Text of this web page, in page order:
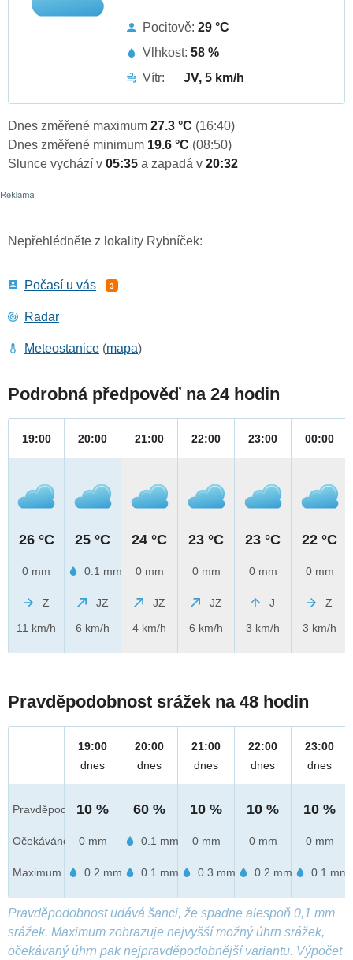
Pocitově: 29 °C
Vlhkost: 58 %
Vítr:
JV, 5 km/h
Dnes změřené maximum 27.3 °C (16:40)
Dnes změřené minimum 19.6 °C (08:50)
Slunce vychází v 05:35 a zapadá v 20:32
Nepřehlédněte z lokality Rybníček:
Počasí u vás 3
Radar
Meteostanice (mapa)
Podrobná předpověď na 24 hodin
19:00
26 °C
0 mm
Z
11 km/h
20:00
25 °C
0.1 mm
JZ
6 km/h
21:00
24 °C
0 mm
JZ
4 km/h
22:00
23 °C
0 mm
JZ
6 km/h
23:00
23 °C
0 mm
J
3 km/h
00:00
22 °C
0 mm
Z
3 km/h
Pravděpodobnost srážek na 48 hodin
Pravděpod.
Očekáváno
Maximum
19:00
dnes
10 %
0 mm
0.2 mm
20:00
dnes
60 %
0.1 mm
0.1 mm
21:00
dnes
10 %
0 mm
0.3 mm
22:00
dnes
10 %
0 mm
0.2 mm
23:00
dnes
10 %
0 mm
0.1 mm
Pravděpodobnost udává šanci, že spadne alespoň 0,1 mm
srážek. Maximum zobrazuje nejvyšší možný úhrn srážek,
očekávaný úhrn pak nejpravděpodobnější variantu. Výpočet